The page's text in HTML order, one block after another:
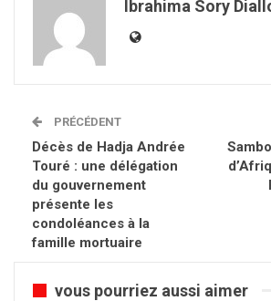
Ibrahima Sory
PRÉCÉDENT
Décès de Hadja Andrée
Touré : une délégation
du gouvernement
présente les
condoléances à la
famille mortuaire
vous pourriez aussi aimer